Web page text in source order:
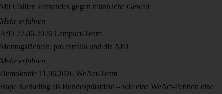
Mit Collien Fernandes gegen männliche Gewalt
Mehr erfahren
AfD 22.06.2026 Campact-Team
Montagslächeln: pro familia und die AfD
Mehr erfahren
Demokratie 11.06.2026 WeAct-Team
Hape Kerkeling als Bundespräsident – wie eine WeAct-Petition eine